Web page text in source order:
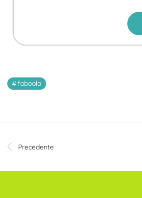
faboola
Precedente